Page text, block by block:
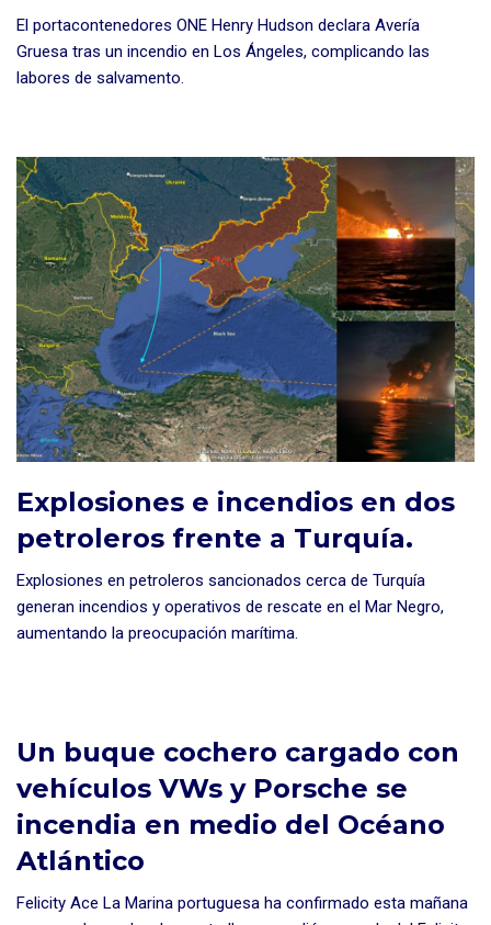
El portacontenedores ONE Henry Hudson declara Avería
Gruesa tras un incendio en Los Ángeles, complicando las
labores de salvamento.
Explosiones e incendios en dos
petroleros frente a Turquía.
Explosiones en petroleros sancionados cerca de Turquía
generan incendios y operativos de rescate en el Mar Negro,
aumentando la preocupación marítima.
Un buque cochero cargado con
vehículos VWs y Porsche se
incendia en medio del Océano
Atlántico
Felicity Ace La Marina portuguesa ha confirmado esta mañana